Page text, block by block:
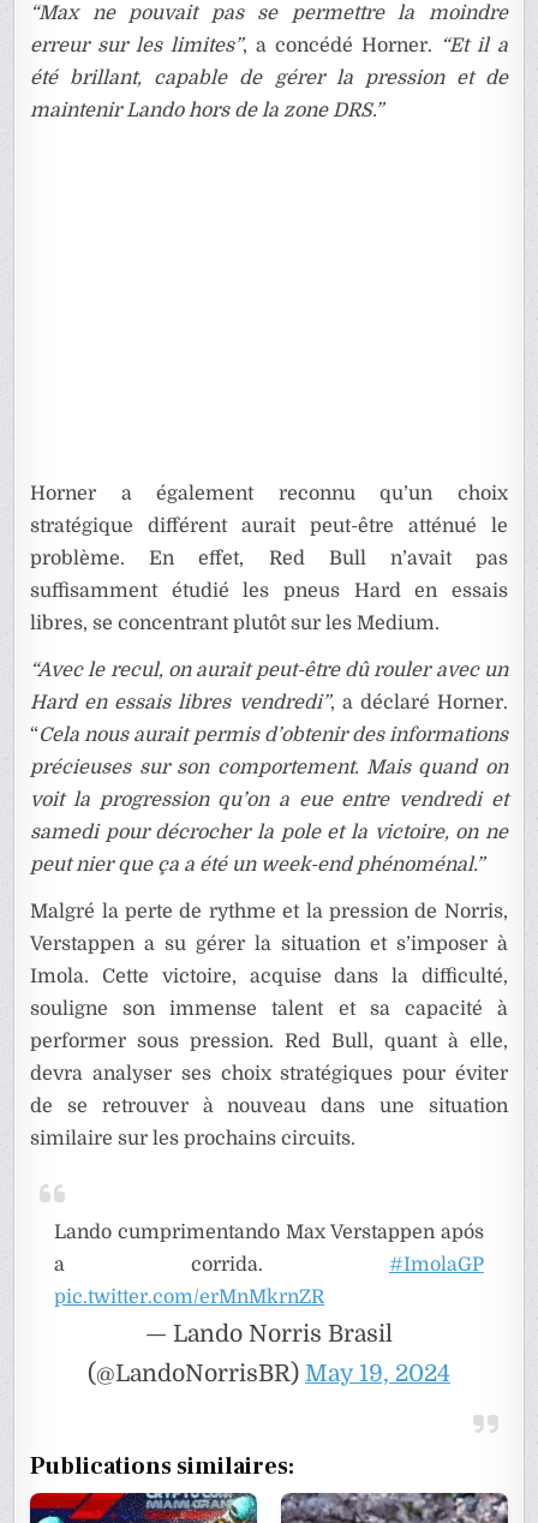
“Max ne pouvait pas se permettre la moindre
erreur sur les limites”, a concédé Horner.
“Et il a
été brillant, capable de gérer la pression et de
maintenir Lando hors de la zone DRS.”
Horner a également reconnu qu’un choix
stratégique différent aurait peut-être atténué le
problème. En effet, Red Bull n’avait pas
suffisamment étudié les pneus Hard en essais
libres, se concentrant plutôt sur les Medium.
“Avec le recul, on aurait peut-être dû rouler avec un
Hard en essais libres vendredi”, a déclaré Horner.
“Cela nous aurait permis d’obtenir des informations
précieuses sur son comportement. Mais quand on
voit la progression qu’on a eue entre vendredi et
samedi pour décrocher la pole et la victoire, on ne
peut nier que ça a été un week-end phénoménal.”
Malgré la perte de rythme et la pression de Norris,
Verstappen a su gérer la situation et s’imposer à
Imola. Cette victoire, acquise dans la difficulté,
souligne son immense talent et sa capacité à
performer sous pression. Red Bull, quant à elle,
devra analyser ses choix stratégiques pour éviter
de se retrouver à nouveau dans une situation
similaire sur les prochains circuits.
Lando cumprimentando Max Verstappen após
a corrida. #ImolaGP
pic.twitter.com/erMnMkrnZR
— Lando Norris Brasil
(@LandoNorrisBR) May 19, 2024
Publications similaires: